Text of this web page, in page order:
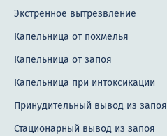
Экстренное вытрезвление
Капельница от похмелья
Капельница от запоя
Капельница при интоксикации
Принудительный вывод из запоя
Стационарный вывод из запоя